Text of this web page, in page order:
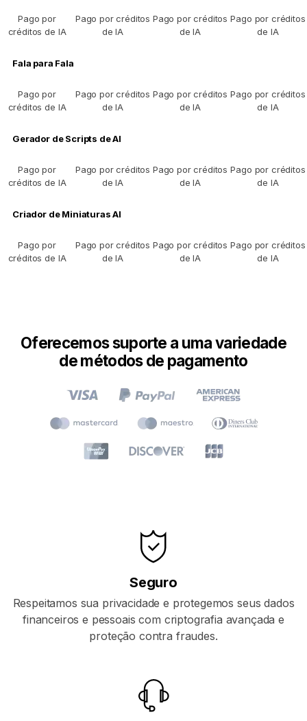
Pago por
créditos de IA
Pago por créditos
de IA
Pago por créditos
de IA
Pago por créditos
de IA
Fala para Fala
Pago por
créditos de IA
Pago por créditos
de IA
Pago por créditos
de IA
Pago por créditos
de IA
Gerador de Scripts de AI
Pago por
créditos de IA
Pago por créditos
de IA
Pago por créditos
de IA
Pago por créditos
de IA
Criador de Miniaturas AI
Pago por
créditos de IA
Pago por créditos
de IA
Pago por créditos
de IA
Pago por créditos
de IA
Oferecemos suporte a uma variedade
de métodos de pagamento
Seguro
Respeitamos sua privacidade e protegemos seus dados
financeiros e pessoais com criptografia avançada e
proteção contra fraudes.